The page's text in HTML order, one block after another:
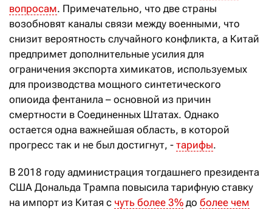
вопросам. Примечательно, что две страны
возобновят каналы связи между военными, что
снизит вероятность случайного конфликта, а Китай
предпримет дополнительные усилия для
ограничения экспорта химикатов, используемых
для производства мощного синтетического
опиоида фентанила – основной из причин
смертности в Соединенных Штатах. Однако
остается одна важнейшая область, в которой
прогресс так и не был достигнут, - тарифы.
В 2018 году администрация тогдашнего президента
США Дональда Трампа повысила тарифную ставку
на импорт из Китая с чуть более 3% до более чем